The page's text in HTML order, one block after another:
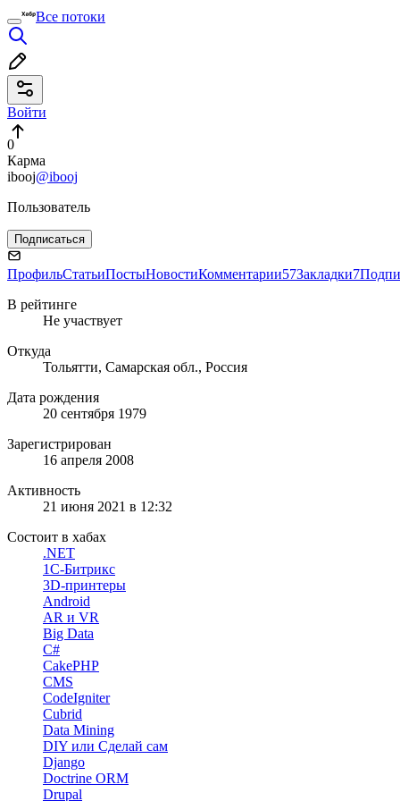
Все потоки
Войти
0
Карма
ibooj@ibooj
Пользователь
Подписаться
ПрофильСтатьиПостыНовостиКомментарии57Закладки7
В рейтинге
Не участвует
Откуда
Тольятти, Самарская обл., Россия
Дата рождения
20 сентября 1979
Зарегистрирован
16 апреля 2008
Активность
21 июня 2021 в 12:32
Состоит в хабах
.NET
1С-Битрикс
3D-принтеры
Android
AR и VR
Big Data
C#
CakePHP
CMS
CodeIgniter
Cubrid
Data Mining
DIY или Сделай сам
Django
Doctrine ORM
Drupal